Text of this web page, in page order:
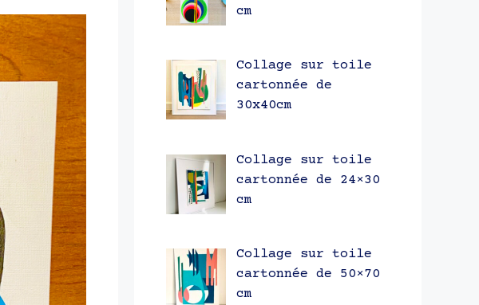
cm
Collage sur toile
cartonnée de
30x40cm
Collage sur toile
cartonnée de 24×30
cm
Collage sur toile
cartonnée de 50×70
cm